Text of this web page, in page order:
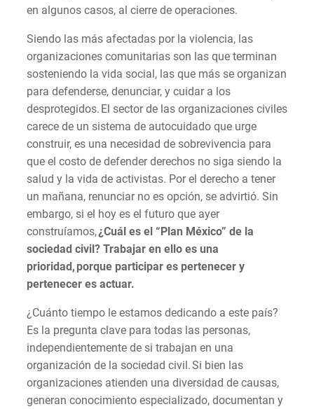
en algunos casos, al cierre de operaciones.
Siendo las más afectadas por la violencia, las
organizaciones comunitarias son las que terminan
sosteniendo la vida social, las que más se organizan
para defenderse, denunciar, y cuidar a los
desprotegidos. El sector de las organizaciones civiles
carece de un sistema de autocuidado que urge
construir, es una necesidad de sobrevivencia para
que el costo de defender derechos no siga siendo la
salud y la vida de activistas. Por el derecho a tener
un mañana, renunciar no es opción, se advirtió. Sin
embargo, si el hoy es el futuro que ayer
construíamos,¿Cuál es el “Plan México” de la
sociedad civil? Trabajar en ello es una
prioridad, porque participar es pertenecer y
pertenecer es actuar.
¿Cuánto tiempo le estamos dedicando a este país?
Es la pregunta clave para todas las personas,
independientemente de si trabajan en una
organización de la sociedad civil. Si bien las
organizaciones atienden una diversidad de causas,
generan conocimiento especializado, documentan y